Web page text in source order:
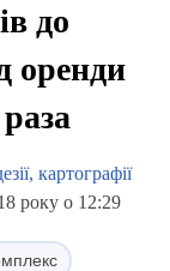
до
оренди
картографії
року о 12:29